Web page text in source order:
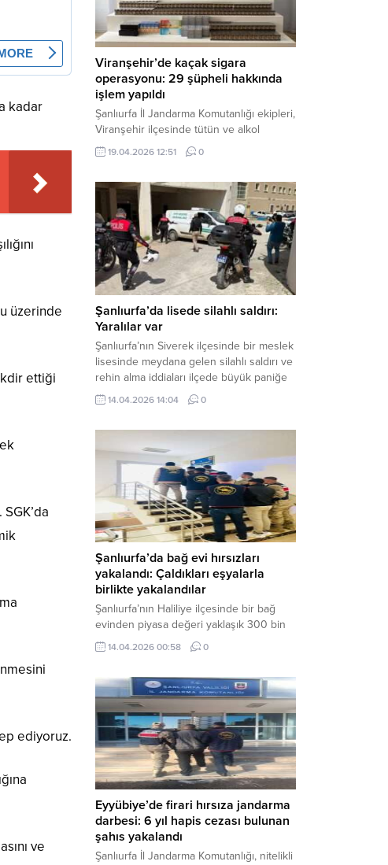
kadar
üzerinde
ettiği
ediyoruz.
ve
tarafından “Narkotik Suçlarla...
Viranşehir’de kaçak sigara
operasyonu: 29 şüpheli hakkında
işlem yapıldı
Şanlıurfa İl Jandarma Komutanlığı ekipleri,
Viranşehir ilçesinde tütün ve alkol
kaçakçılığına yönelik yürüttüğü kapsamlı
çalışmalar neticesinde binlerce paket
Operasyon kapsamında çok sayıda şahıs
hakkında adli süreç başlatıldı. Haber
Merkezi – Şanlıurfa Valiliği bünyesinde İl
Jandarma Komutanlığı tarafından
gerçekleştirilen “Tütün ve Alkol
Kaçakçılarına Yönelik Çalışmalar” tüm...
19.04.2026 12:51 0
Şanlıurfa’da lisede silahlı saldırı:
Yaralılar var
Şanlıurfa’nın Siverek ilçesinde bir meslek
lisesinde meydana gelen silahlı saldırı ve
rehin alma iddiaları ilçede büyük paniğe
neden oldu. Olay yerine çok sayıda özel
harekat polisi ve sağlık ekibi sevk
çalışmaları devam ediyor. Haber Merkezi
– Siverek ilçesi Hasan Çelebi
Mahallesi’nde bulunan Ahmet Koyuncu
Mesleki...
14.04.2026 14:04 0
Şanlıurfa’da bağ evi hırsızları
yakalandı: Çaldıkları eşyalarla
birlikte yakalandılar
Şanlıurfa’nın Haliliye ilçesinde bir bağ
evinden piyasa değeri yaklaşık 300 bin
TL olan eşyaları çalan şüpheliler,
jandarmanın başarılı operasyonuyla
şüpheliden 2’si tutuklanarak cezaevine
gönderildi. Haber Merkezi – Şanlıurfa İl
Jandarma Komutanlığı, “Faili Meçhul
Hırsızlık Olaylarının Aydınlatılmasına”
yönelik yürüttüğü çalışmalar kapsamında
önemli bir başarıya daha...
14.04.2026 00:58 0
Eyyübiye’de firari hırsıza jandarma
darbesi: 6 yıl hapis cezası bulunan
şahıs yakalandı
Şanlıurfa İl Jandarma Komutanlığı, nitelikli